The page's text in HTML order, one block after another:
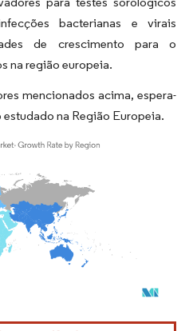
bacterianas e virais
de crescimento para o
na região europeia.
mencionados acima, espera-
na Região Europeia.
requer atribuição conforme CC BY 4.0.